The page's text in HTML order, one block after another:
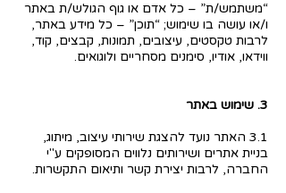
“משתמש/ת” – כל אדם או גוף הגולש/ת באתר
ו/או עושה בו שימוש; “תוכן” – כל מידע באתר,
לרבות טקסטים, עיצובים, תמונות, קבצים, קוד,
ווידאו, אודיו, סימנים מסחריים ולוגואים.
3. שימוש באתר
3.1 האתר נועד להצגת שירותי עיצוב, מיתוג,
בניית אתרים ושירותים נלווים המסופקים ע"י
החברה, לרבות יצירת קשר ותיאום התקשרות.